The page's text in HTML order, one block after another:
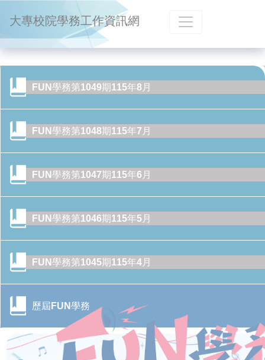
大專校院學務工作資訊網
FUN學務第1049期115年8月
FUN學務第1048期115年7月
FUN學務第1047期115年6月
FUN學務第1046期115年5月
FUN學務第1045期115年4月
歷屆FUN學務